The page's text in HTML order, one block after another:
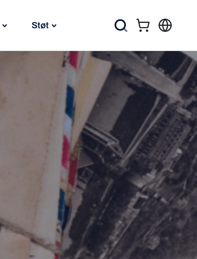
Støt
Kurv
Søg